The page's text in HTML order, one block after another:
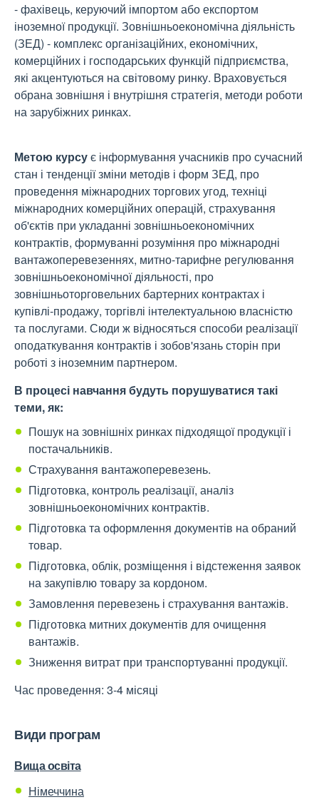
- фахівець, керуючий імпортом або експортом
іноземної продукції. Зовнішньоекономічна діяльність
(ЗЕД) - комплекс організаційних, економічних,
комерційних і господарських функцій підприємства,
які акцентуються на світовому ринку. Враховується
обрана зовнішня і внутрішня стратегія, методи роботи
на зарубіжних ринках.
Метою курсує інформування учасників про сучасний
стан і тенденції зміни методів і форм ЗЕД, про
проведення міжнародних торгових угод, техніці
міжнародних комерційних операцій, страхування
об'єктів при укладанні зовнішньоекономічних
контрактів, формуванні розуміння про міжнародні
вантажоперевезеннях, митно-тарифне регулювання
зовнішньоекономічної діяльності, про
зовнішньоторговельних бартерних контрактах і
купівлі-продажу, торгівлі інтелектуальною власністю
та послугами. Сюди ж відносяться способи реалізації
оподаткування контрактів і зобов'язань сторін при
роботі з іноземним партнером.
В процесі навчання будуть порушуватися такі
теми, як:
Пошук на зовнішніх ринках підходящої продукції і
постачальників.
Страхування вантажоперевезень.
Підготовка, контроль реалізації, аналіз
зовнішньоекономічних контрактів.
Підготовка та оформлення документів на обраний
товар.
Підготовка, облік, розміщення і відстеження заявок
на закупівлю товару за кордоном.
Замовлення перевезень і страхування вантажів.
Підготовка митних документів для очищення
вантажів.
Зниження витрат при транспортуванні продукції.
Час проведення: 3-4 місяці
Види програм
Вища освіта
Німеччина